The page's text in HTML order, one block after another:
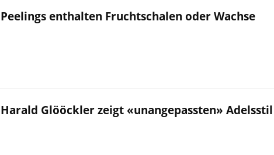
Peelings enthalten Fruchtschalen oder Wachse
Harald Glööckler zeigt «unangepassten» Adelsstil